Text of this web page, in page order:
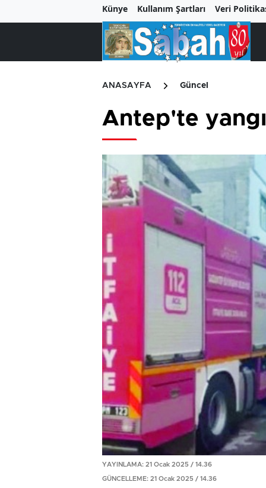
Künye Kullanım Şartları Veri
ANASAYFA Güncel
Antep'te
YAYINLAMA: 21 Ocak 2025 / 14.36
GÜNCELLEME: 21 Ocak 2025 / 14.36